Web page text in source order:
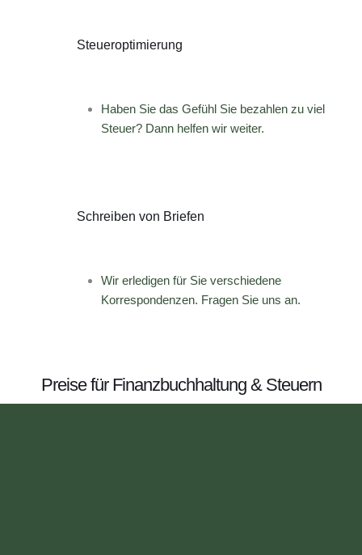
Steueroptimierung
Haben Sie das Gefühl Sie bezahlen zu viel
Steuer? Dann helfen wir weiter.
Schreiben von Briefen
Wir erledigen für Sie verschiedene
Korrespondenzen. Fragen Sie uns an.
Preise für Finanzbuchhaltung & Steuern